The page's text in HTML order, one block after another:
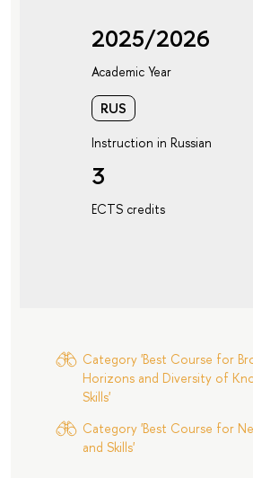
2025/2026
Academic Year
RUS
Instruction in Russian
3
ECTS credits
Category 'Best Course for
Horizons and Diversity of
Skills'
Category 'Best Course for
and Skills'